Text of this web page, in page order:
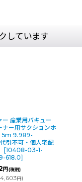
しています
バックマンW11N -
バキュームクリーナ
不可・個人宅配送不
05-1-
]
円 (税別)
円